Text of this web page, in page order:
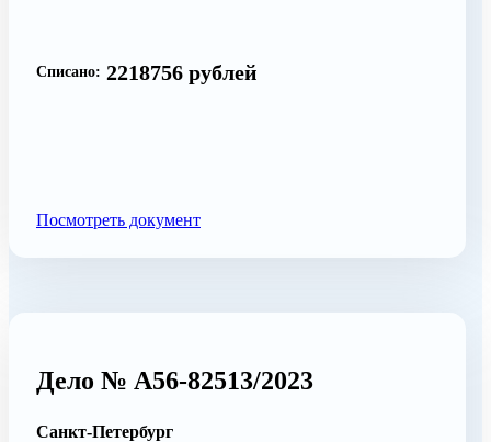
Списано: 2218756 рублей
Посмотреть документ
Дело № А56-82513/2023
Санкт-Петербург